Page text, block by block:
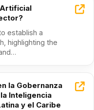
establish a
highlighting the
la Gobernanza
Inteligencia
y el Caribe